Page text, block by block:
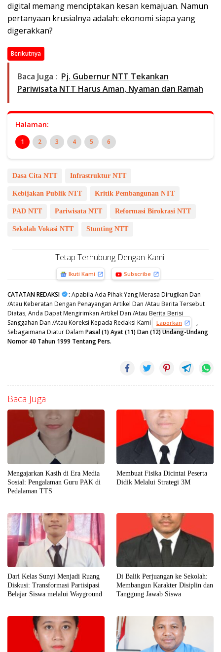
digital memang menciptakan kesan kemajuan. Namun
pertanyaan krusialnya adalah: ekonomi siapa yang
digerakkan?
Berikutnya
Baca Juga : Pj. Gubernur NTT Tekankan
Pariwisata NTT Harus Aman, Nyaman dan Ramah
Halaman:
1 2 3 4 5 6
Dasa Cita NTT Infrastruktur NTT
Kebijakan Publik NTT Kritik Pembangunan NTT
PAD NTT Pariwisata NTT Reformasi Birokrasi NTT
Sekolah Vokasi NTT Stunting NTT
Tetap Terhubung Dengan Kami:
Ikuti Kami Subscribe
CATATAN REDAKSI : Apabila Ada Pihak Yang Merasa Dirugikan Dan
/Atau Keberatan Dengan Penayangan Artikel Dan /Atau Berita Tersebut
Diatas, Anda Dapat Mengirimkan Artikel Dan /Atau Berita Berisi
Sanggahan Dan /Atau Koreksi Kepada Redaksi Kami
Laporkan
,
Sebagaimana Diatur Dalam Pasal (1) Ayat (11) Dan (12) Undang-Undang
Nomor 40 Tahun 1999 Tentang Pers.
Baca Juga
Mengajarkan Kasih di Era Media
Sosial: Pengalaman Guru PAK di
Pedalaman TTS
Membuat Fisika Dicintai Peserta
Didik Melalui Strategi 3M
Dari Kelas Sunyi Menjadi Ruang
Diskusi: Transformasi Partisipasi
Belajar Siswa melalui Wayground
Di Balik Perjuangan ke Sekolah:
Membangun Karakter Disiplin dan
Tanggung Jawab Siswa